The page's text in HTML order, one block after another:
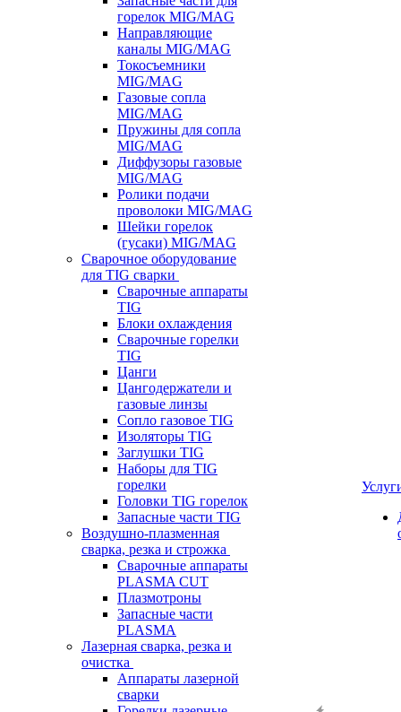
горелок MIG/MAG
Направляющие
каналы MIG/MAG
Токосъемники
MIG/MAG
Газовые сопла
MIG/MAG
Пружины для сопла
MIG/MAG
Диффузоры газовые
MIG/MAG
Ролики подачи
проволоки MIG/MAG
Шейки горелок
(гусаки) MIG/MAG
Сварочное оборудование
для TIG сварки
Сварочные аппараты
TIG
Блоки охлаждения
Сварочные горелки
TIG
Цанги
Цангодержатели и
газовые линзы
Сопло газовое TIG
Изоляторы TIG
Заглушки TIG
Наборы для TIG
горелки
Головки TIG горелок
Запасные части TIG
Воздушно-плазменная
сварка, резка и строжка
Сварочные аппараты
PLASMA CUT
Плазмотроны
Запасные части
PLASMA
Лазерная сварка, резка и
очистка
Аппараты лазерной
сварки